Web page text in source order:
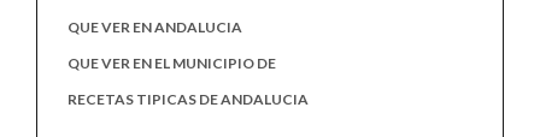
QUE VER EN ANDALUCIA
QUE VER EN EL MUNICIPIO DE
RECETAS TIPICAS DE ANDALUCIA